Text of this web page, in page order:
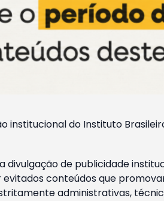
institucional do Instituto
divulgação de publicidade
conteúdos que
administrativas,